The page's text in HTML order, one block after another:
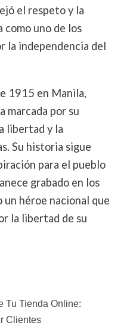
el respeto y la
como uno de los
la independencia del
1915 en Manila,
marcada por su
libertad y la
Su historia sigue
para el pueblo
grabado en los
un héroe nacional que
la libertad de su
Tu Tienda Online:
Clientes